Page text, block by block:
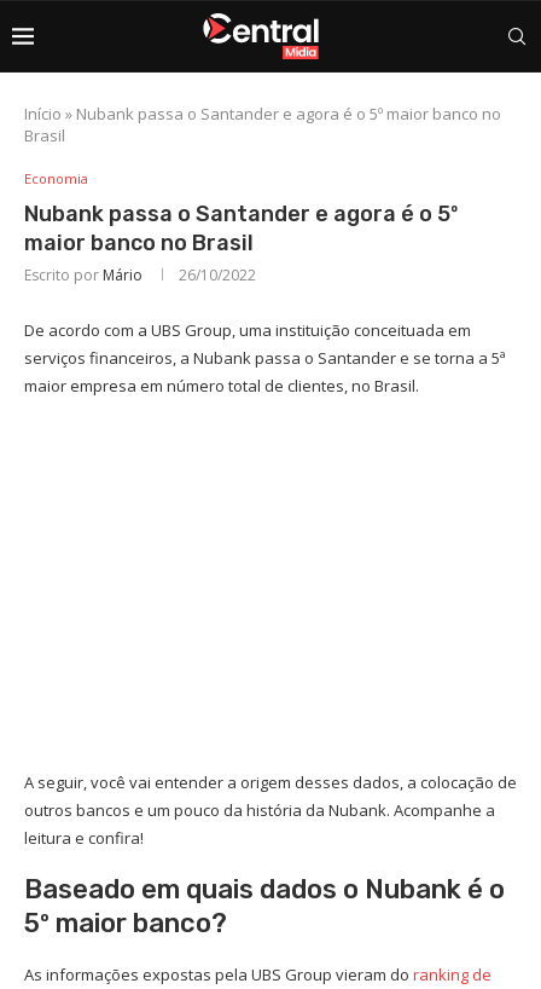
Início » Nubank passa o Santander e agora é o 5º maior banco no
Brasil
Economia
Nubank passa o Santander e agora é o 5º
maior banco no Brasil
Escrito por Mário 26/10/2022
De acordo com a UBS Group, uma instituição conceituada em
serviços financeiros, a Nubank passa o Santander e se torna a 5ª
maior empresa em número total de clientes, no Brasil.
A seguir, você vai entender a origem desses dados, a colocação de
outros bancos e um pouco da história da Nubank. Acompanhe a
leitura e confira!
Baseado em quais dados o Nubank é o
5º maior banco?
As informações expostas pela UBS Group vieram do ranking de